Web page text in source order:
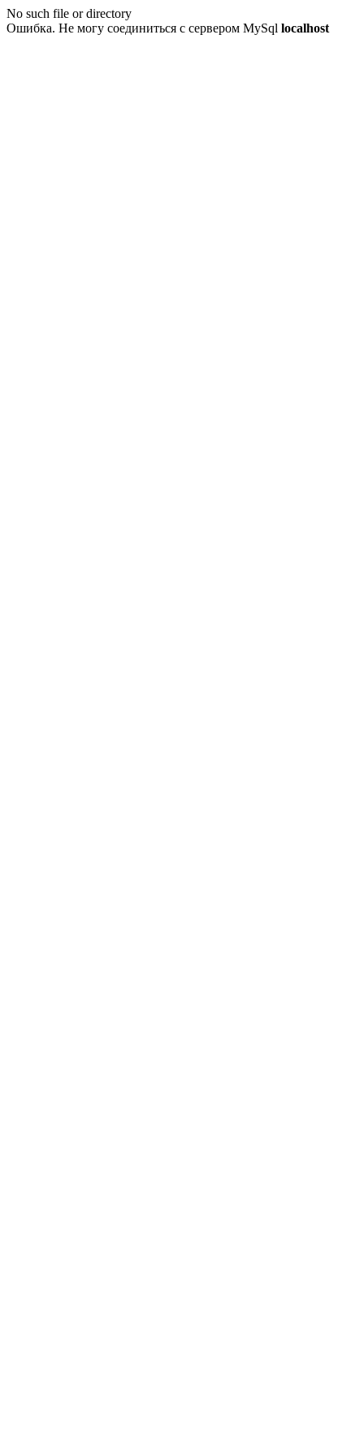
No such file or directory
Ошибка. Не могу соединиться с сервером MySql localhost